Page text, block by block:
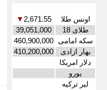
اونس طلا 2,671.55
▼
طلای 18
39,051,000
سکه امامی 460,900,000
بهار ازادی
410,200,000
دلار امریکا
یورو
لیر ترکیه